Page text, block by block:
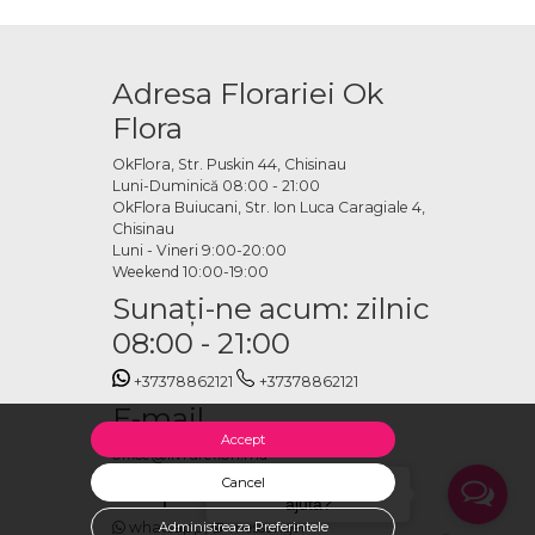
Accept
Cancel
Administreaza Preferintele
florale.
până la 9 zile, în diverse dimensiuni. Fiecare balon poate fi
cu heliu online
Echipa OkFlora se ocupă de pregătire și livrare la timp, astfel
Adresa Florariei Ok
Flora
OkFlora, Str. Puskin 44, Chisinau
Luni-Duminică 08:00 - 21:00
OkFlora Buiucani, Str. Ion Luca Caragiale 4,
Chisinau
Luni - Vineri 9:00-20:00
Weekend 10:00-19:00
Sunaţi-ne acum: zilnic
08:00 - 21:00
+37378862121 +37378862121
E-mail
office@livrareflori.md
Ne puteți contacta:
whatsapp, messenger
Salut, cu ce te putem
ajuta?